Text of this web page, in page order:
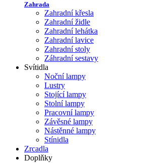
Zahrada
Zahradní křesla
Zahradní židle
Zahradní lehátka
Zahradní lavice
Zahradní stoly
Záhradní sestavy
Svítidla
Noční lampy
Lustry
Stojící lampy
Stolní lampy
Pracovní lampy
Závěsné lampy
Nástěnné lampy
Stínidla
Zrcadla
Doplňky